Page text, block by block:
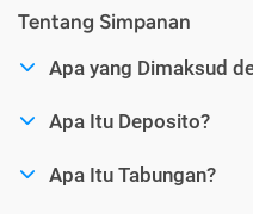
Tentang Simpanan
Apa yang Dimaksud
Apa Itu Deposito?
Apa Itu Tabungan?